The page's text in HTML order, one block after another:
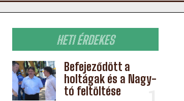
HETI ÉRDEKES
Befejeződött a
holtágak és a Nagy-
tó feltöltése